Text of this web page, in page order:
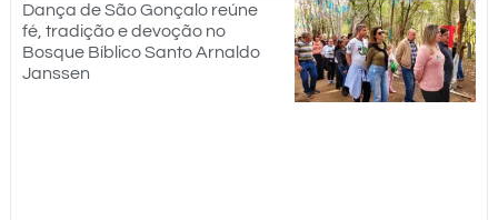
Dança de São Gonçalo reúne
fé, tradição e devoção no
Bosque Bíblico Santo Arnaldo
Janssen